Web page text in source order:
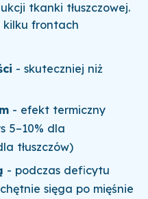
tkanki tłuszczowej.
kilku frontach
- skuteczniej niż
- efekt termiczny
5–10% dla
tłuszczów)
- podczas deficytu
sięga po mięśnie